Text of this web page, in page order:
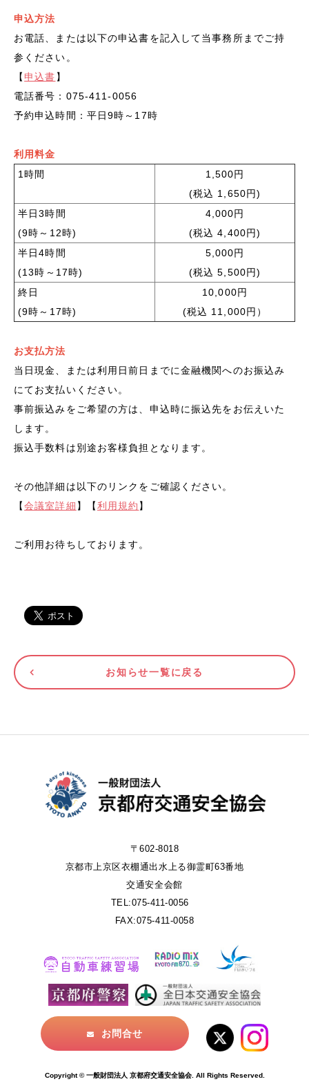
申込方法
お電話、または以下の申込書を記入して当事務所までご持
参ください。
【申込書 】
電話番号：075-411-0056
予約申込時間：平日9時～17時
利用料金
1時間
1,500円
(税込 1,650円)
半日3時間
(9時～12時)
4,000円
(税込 4,400円)
半日4時間
(13時～17時)
5,000円
(税込 5,500円)
終日
(9時～17時)
10,000円
(税込 11,000円）
お支払方法
当日現金、または利用日前日までに金融機関へのお振込み
にてお支払いください。
事前振込みをご希望の方は、申込時に振込先をお伝えいた
します。
振込手数料は別途お客様負担となります。
その他詳細は以下のリンクをご確認ください。
【会議室詳細 】【利用規約 】
ご利用お待ちしております。
お知らせ一覧に戻る
〒602-8018
京都市上京区衣棚通出水上る御霊町63番地
交通安全会館
TEL:075-411-0056
FAX:075-411-0058
お問合せ
Copyright © 一般財団法人 京都府交通安全協会. All Rights Reserved.